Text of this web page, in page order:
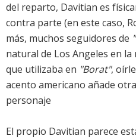
del reparto, Davitian es
contra parte (en este caso,
más, muchos seguidores de
natural de Los Angeles en
que utilizaba en "Borat",
acento americano añade
personaje
El propio Davitian parece